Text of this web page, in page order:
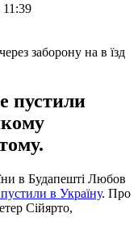
пустили
в Будапешті Любов
в Україну. Про
Сійярто,